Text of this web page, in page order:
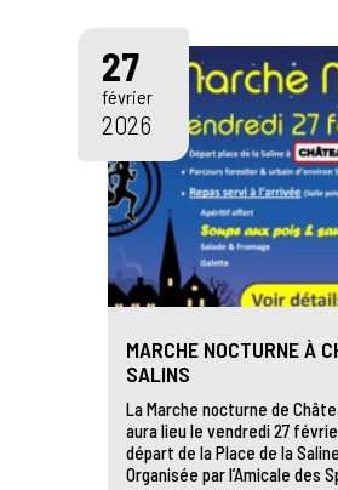
27
février
2026
MARCHE NOCTURNE À
SALINS
La Marche nocturne de
aura lieu le vendredi 27
départ de la Place de la
Organisée par l’Amicale des